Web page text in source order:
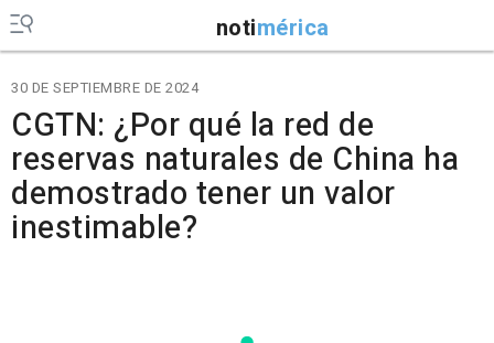
notimérica
30 DE SEPTIEMBRE DE 2024
CGTN: ¿Por qué la red de
reservas naturales de China ha
demostrado tener un valor
inestimable?